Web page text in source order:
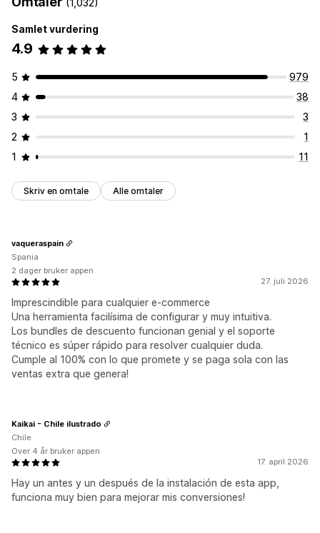
(1,032)
Samlet vurdering
4.9
5
979
4
38
3
3
2
1
1
11
Skriv en omtale Alle omtaler
27. juli 2026
Imprescindible para cualquier e-commerce
Una herramienta facilísima de configurar y muy intuitiva.
Los bundles de descuento funcionan genial y el soporte
técnico es súper rápido para resolver cualquier duda.
Cumple al 100% con lo que promete y se paga sola con las
ventas extra que genera!
vaqueraspain
Spania
2 dager bruker appen
17. april 2026
Hay un antes y un después de la instalación de esta app,
funciona muy bien para mejorar mis conversiones!
Kaikai - Chile ilustrado
Chile
Over 4 år bruker appen